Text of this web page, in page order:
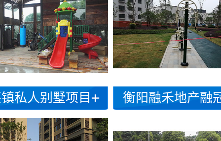
私人别墅项目 衡阳融禾地产融